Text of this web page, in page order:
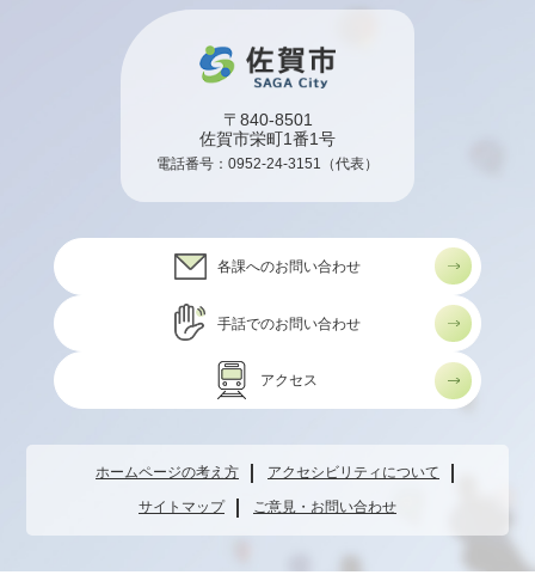
〒840-8501
佐賀市栄町1番1号
電話番号： 0952-24-3151 （代表）
各課へのお問い合わせ
手話でのお問い合わせ
アクセス
ホームページの考え方 アクセシビリティについて
サイトマップ ご意見・お問い合わせ